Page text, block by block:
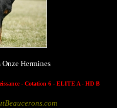
Hermines
- Cotation 6 - ELITE A - HD B